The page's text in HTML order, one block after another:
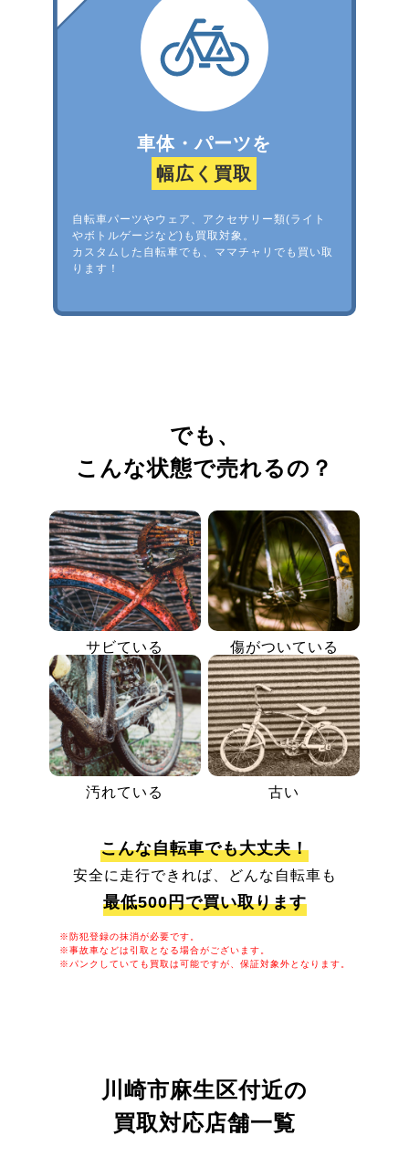
車体・パーツを
幅広く買取
自転車パーツやウェア、アクセサリー類(ライト
やボトルゲージなど)も買取対象。
カスタムした自転車でも、ママチャリでも買い取
ります！
でも、
こんな状態で売れるの？
サビている 傷がついている
汚れている 古い
こんな自転車でも大丈夫！
安全に走行できれば、どんな自転車も
最低500円で買い取ります
※防犯登録の抹消が必要です。
※事故車などは引取となる場合がございます。
※パンクしていても買取は可能ですが、保証対象外となります。
川崎市麻生区付近の
買取対応店舗一覧